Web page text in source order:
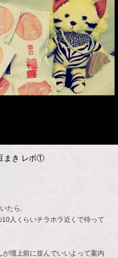
まき レポ①
たら、
人くらいチラホラ近くで待って
壇上前に並んでいいよって案内